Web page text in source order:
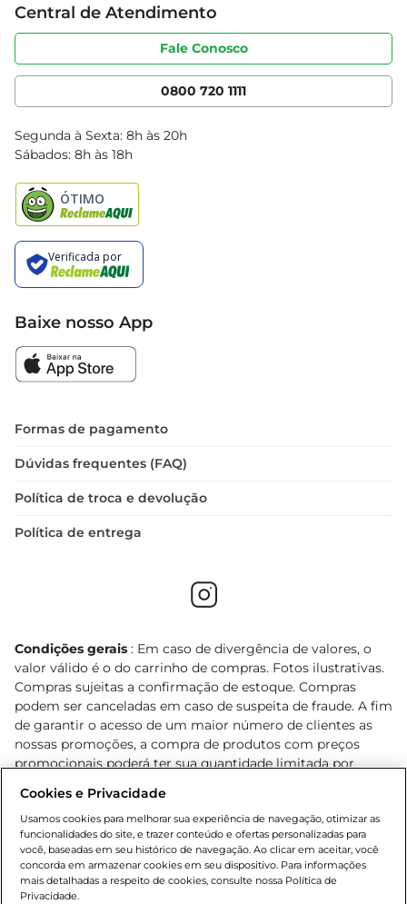
Sobre privacidade
Portal do fornecedor
Cencosud Media
Produtos Bretas
Código de ética
Serviços
Clube Bretas
Blog Bretas
Black Friday
Central de Atendimento
Fale Conosco
0800 720 1111
Segunda à Sexta: 8h às 20h
Sábados: 8h às 18h
Baixe nosso App
Formas de pagamento
Dúvidas frequentes (FAQ)
Política de troca e devolução
Política de entrega
Condições gerais : Em caso de divergência de valores, o
valor válido é o do carrinho de compras. Fotos ilustrativas.
Compras sujeitas a confirmação de estoque. Compras
podem ser canceladas em caso de suspeita de fraude. A fim
de garantir o acesso de um maior número de clientes as
nossas promoções, a compra de produtos com preços
promocionais poderá ter sua quantidade limitada por
o e-commerce e válidos durante o dia de hoje, podendo
sofrer alterações sem prévia notificação. Proibida a venda
de bebidas alcoólicas para menores de 18 anos, conforme
Lei n.º 8069/90, art. 81, inciso II (Estatuto da Criança e do
Adolescente). Preços e condições exclusivos para o
www.bretas.com.br
Cookies e Privacidade
Usamos cookies para melhorar sua experiência de navegação, otimizar as
funcionalidades do site, e trazer conteúdo e ofertas personalizadas para
você, baseadas em seu histórico de navegação. Ao clicar em aceitar, você
concorda em armazenar cookies em seu dispositivo. Para informações
mais detalhadas a respeito de cookies, consulte nossa Política de
Privacidade.